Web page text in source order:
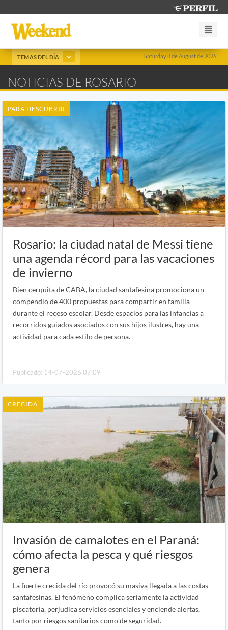
Saturday 8 de August de 2026
TEMAS DEL DÍA
NOTICIAS DE ROSARIO
PARA DESCUBRIR
Rosario: la ciudad natal de Messi tiene
una agenda récord para las vacaciones
de invierno
Bien cerquita de CABA, la ciudad santafesina promociona un
compendio de 400 propuestas para compartir en familia
durante el receso escolar. Desde espacios para las infancias a
recorridos guiados asociados con sus hijos ilustres, hay una
actividad para cada estilo de persona.
Publicado: 14-07-2026 07:09
CRECIDA
Invasión de camalotes en el Paraná:
cómo afecta la pesca y qué riesgos
genera
La fuerte crecida del río provocó su masiva llegada a las costas
santafesinas. El fenómeno complica seriamente la actividad
piscatoria, perjudica servicios esenciales y enciende alertas,
tanto por riesgos sanitarios como de seguridad.